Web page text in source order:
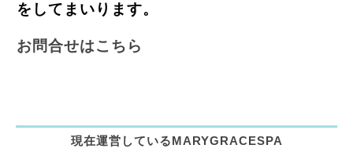
をしてまいります。
お問合せはこちら
現在運営しているMARYGRACESPA